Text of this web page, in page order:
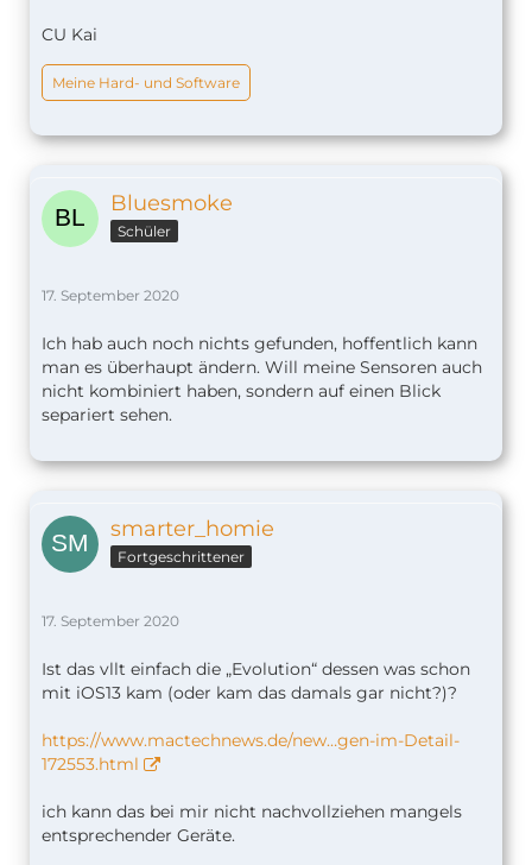
CU Kai
Meine Hard- und Software
Bluesmoke
Schüler
17. September 2020
Ich hab auch noch nichts gefunden, hoffentlich kann
man es überhaupt ändern. Will meine Sensoren auch
nicht kombiniert haben, sondern auf einen Blick
separiert sehen.
smarter_homie
Fortgeschrittener
17. September 2020
Ist das vllt einfach die „Evolution“ dessen was schon
mit iOS13 kam (oder kam das damals gar nicht?)?
https://www.mactechnews.de/new…gen-im-Detail-
172553.html
ich kann das bei mir nicht nachvollziehen mangels
entsprechender Geräte.